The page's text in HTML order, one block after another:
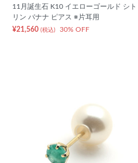
11月誕生石 K10 イエローゴールド シト
リン バナナ ピアス ※片耳用
¥21,560 (税込) 30% OFF